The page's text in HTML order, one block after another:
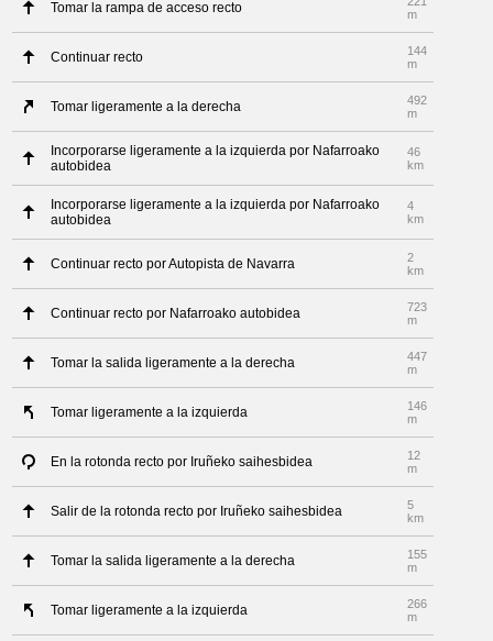
Tomar la rampa de acceso recto
m
Continuar recto
144
m
Tomar ligeramente a la derecha
492
m
Incorporarse ligeramente a la izquierda por Nafarroako
autobidea
46
km
Incorporarse ligeramente a la izquierda por Nafarroako
autobidea
4
km
Continuar recto por Autopista de Navarra
2
km
Continuar recto por Nafarroako autobidea
723
m
Tomar la salida ligeramente a la derecha
447
m
Tomar ligeramente a la izquierda
146
m
En la rotonda recto por Iruñeko saihesbidea
12
m
Salir de la rotonda recto por Iruñeko saihesbidea
5
km
Tomar la salida ligeramente a la derecha
155
m
Tomar ligeramente a la izquierda
266
m